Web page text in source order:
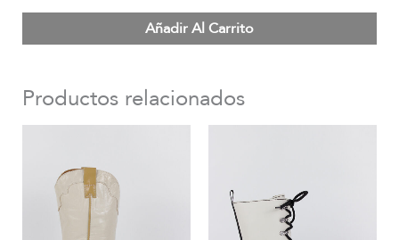
Añadir Al Carrito
Productos relacionados